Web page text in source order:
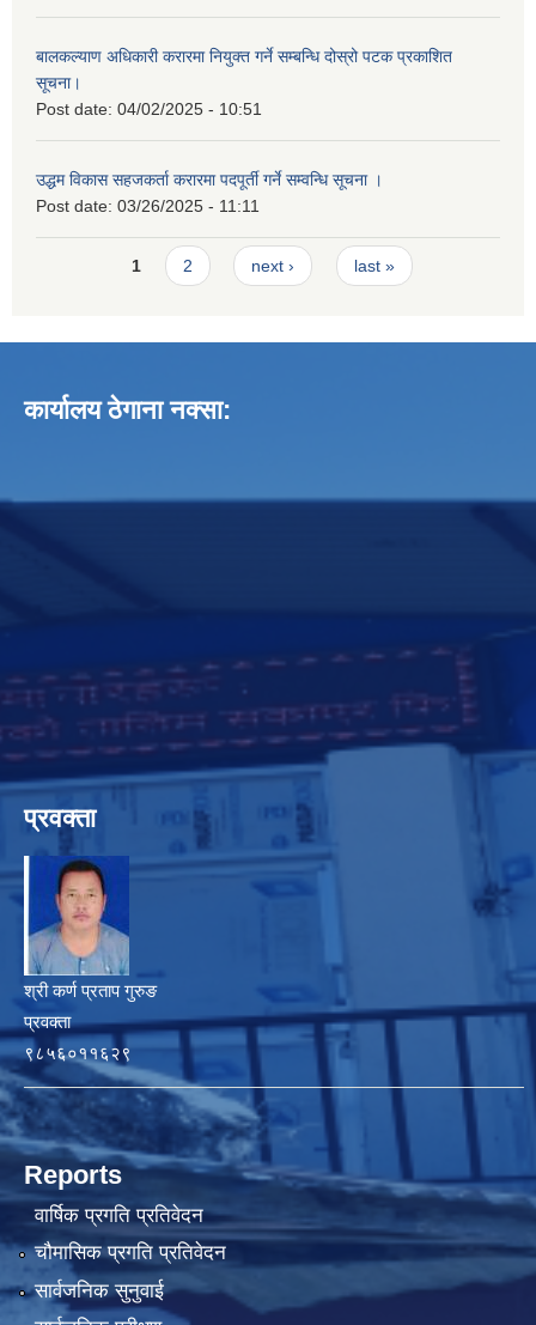
बालकल्याण अधिकारी करारमा नियुक्त गर्ने सम्बन्धि दोस्रो पटक प्रकाशित
सूचना।
Post date: 04/02/2025 - 10:51
उद्धम विकास सहजकर्ता करारमा पदपूर्ती गर्ने सम्वन्धि सूचना ।
Post date: 03/26/2025 - 11:11
Pages1 2 next › last »
कार्यालय ठेगाना नक्सा:
प्रवक्ता
श्री कर्ण प्रताप गुरुङ
प्रवक्ता
९८५६०११६२९
Reports
वार्षिक प्रगति प्रतिवेदन
चौमासिक प्रगति प्रतिवेदन
सार्वजनिक सुनुवाई